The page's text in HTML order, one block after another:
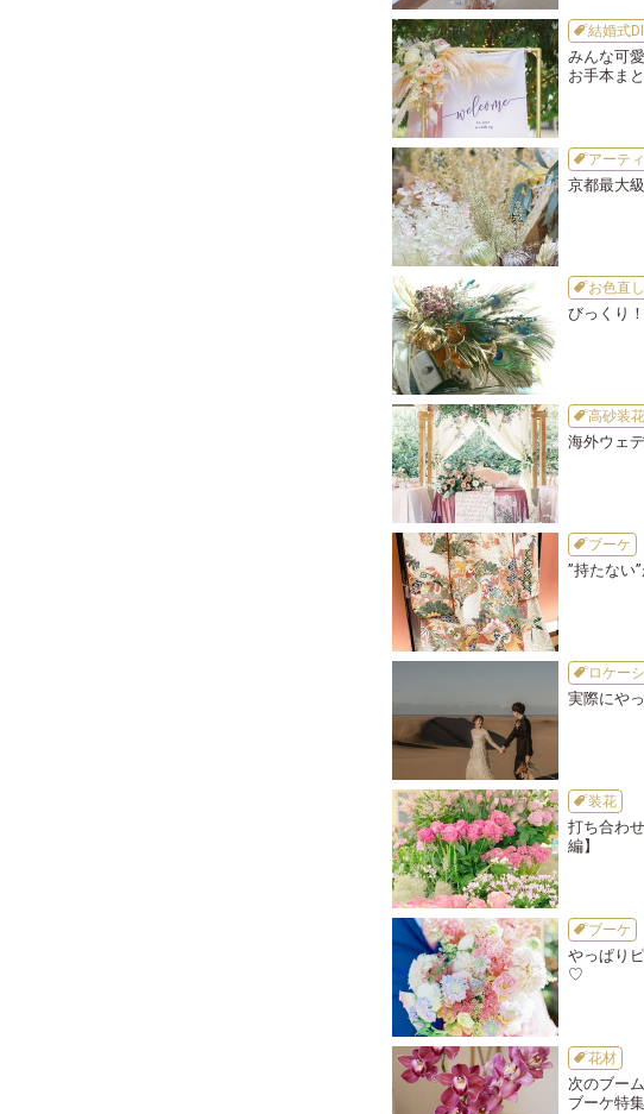
結婚式
みんな可
お手本ま
アーテ
京都最大
お色直し
びっくり
高砂装花
海外ウェ
ブーケ
”持たない
ロケー
実際にや
装花
打ち合わ
編】
ブーケ
やっぱり
♡
花材
次のブー
ブーケ特集